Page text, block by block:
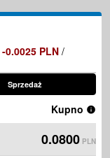
-0.0025 PLN /
Sprzedaż
Kupno
0.0800 PLN